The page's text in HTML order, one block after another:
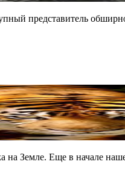
представитель
на Земле. Еще в начале